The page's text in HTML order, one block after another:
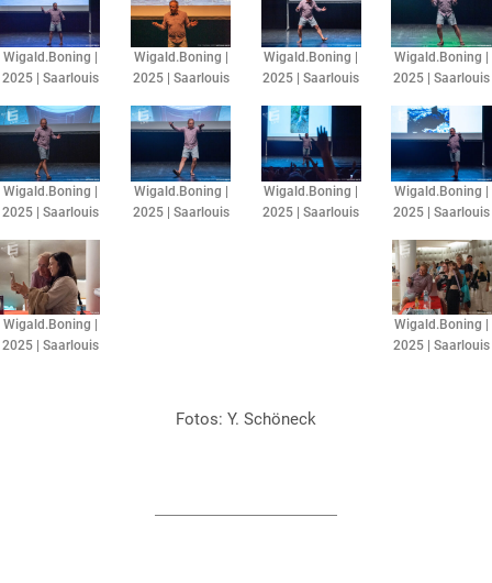
Wigald.Boning |
2025 | Saarlouis
Wigald.Boning |
2025 | Saarlouis
Wigald.Boning |
2025 | Saarlouis
Wigald.Boning |
2025 | Saarlouis
Wigald.Boning |
2025 | Saarlouis
Wigald.Boning |
2025 | Saarlouis
Wigald.Boning |
2025 | Saarlouis
Wigald.Boning |
2025 | Saarlouis
Wigald.Boning |
2025 | Saarlouis
Wigald.Boning |
2025 | Saarlouis
Fotos: Y. Schöneck​